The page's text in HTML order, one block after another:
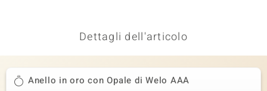
Dettagli dell'articolo
Anello in oro con Opale di Welo AAA